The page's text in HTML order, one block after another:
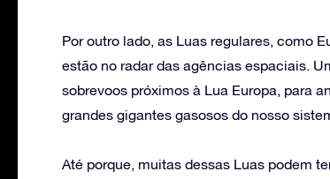
Por outro lado, as Luas regulares, como
estão no radar das agências espaciais.
sobrevoos próximos à Lua Europa, para
grandes gigantes gasosos do nosso
Até porque, muitas dessas Luas podem